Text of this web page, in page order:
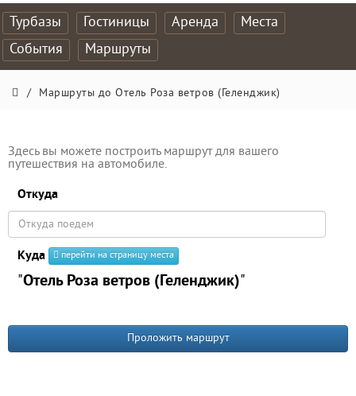
Турбазы Гостиницы Аренда
Места
События
Маршруты
/ Маршруты до Отель Роза ветров (Геленджик)
Здесь вы можете построить маршрут для вашего
путешествия на автомобиле.
Откуда
Куда перейти на страницу места
"Отель Роза ветров (Геленджик)"
Проложить маршрут